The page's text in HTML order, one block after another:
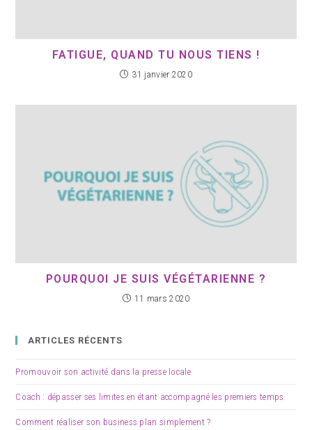
FATIGUE, QUAND TU NOUS TIENS !
31 janvier 2020
POURQUOI JE SUIS VÉGÉTARIENNE ?
11 mars 2020
ARTICLES RÉCENTS
Promouvoir son activité dans la presse locale
Coach : dépasser ses limites en étant accompagné les premiers temps
Comment réaliser son business plan simplement ?